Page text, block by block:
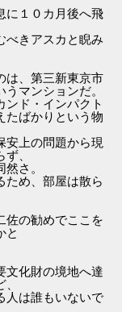
に１０カ月後へ飛
きアスカと睨み
は、第三新東京市
マンションだ。
ンド・インパクト
たばかりという物
上の問題から現
、
さ。
め、部屋は散ら
の勧めでここを
と
化財の境地へ達
人は誰もいないで